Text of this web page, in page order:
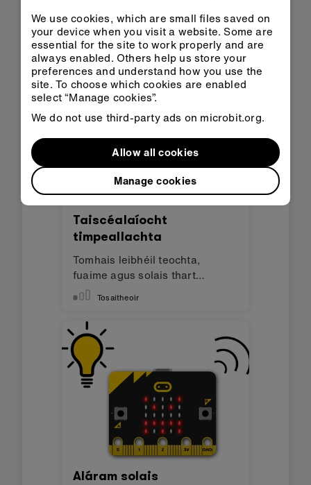
chasann air nuair a bhíonn sé
dorcha.Tosaitheoir
Taiscéalaíocht
timpeallachta
Tomhais leibhéil teochta,
fuaime agus solais thart
timpeall ort
Tosaitheoir
Aláram solais
We use cookies, which are small files saved on
your device when you visit a website. Some are
essential for the site to work properly and are
always enabled. Others help us store your
preferences and understand how you use the
site. To choose which cookies are enabled
select “Manage cookies”.
We do not use third-party ads on microbit.org.
Manage cookies
Allow all cookies